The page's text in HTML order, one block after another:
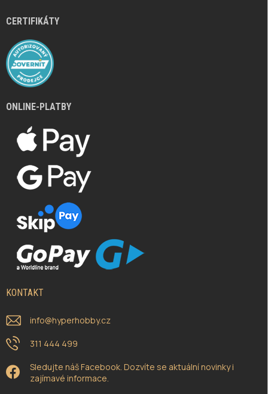
CERTIFIKÁTY
ONLINE-PLATBY
KONTAKT
info@hyperhobby.cz
311 444 499
Sledujte náš Facebook. Dozvíte se aktuální novinky i
zajímavé informace.